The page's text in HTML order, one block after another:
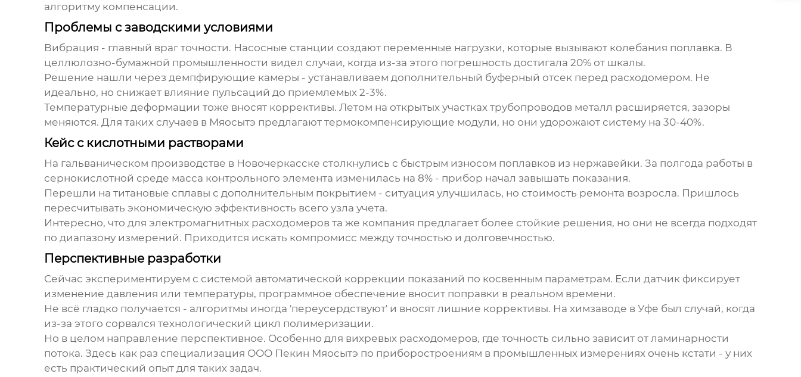
алгоритму компенсации.
Проблемы с заводскими условиями
Вибрация - главный враг точности. Насосные станции создают переменные нагрузки, которые вызывают колебания поплавка. В
целлюлозно-бумажной промышленности видел случаи, когда из-за этого погрешность достигала 20% от шкалы.
Решение нашли через демпфирующие камеры - устанавливаем дополнительный буферный отсек перед расходомером. Не
идеально, но снижает влияние пульсаций до приемлемых 2-3%.
Температурные деформации тоже вносят коррективы. Летом на открытых участках трубопроводов металл расширяется, зазоры
меняются. Для таких случаев в Мяосытэ предлагают термокомпенсирующие модули, но они удорожают систему на 30-40%.
Кейс с кислотными растворами
На гальваническом производстве в Новочеркасске столкнулись с быстрым износом поплавков из нержавейки. За полгода работы в
сернокислотной среде масса контрольного элемента изменилась на 8% - прибор начал завышать показания.
Перешли на титановые сплавы с дополнительным покрытием - ситуация улучшилась, но стоимость ремонта возросла. Пришлось
пересчитывать экономическую эффективность всего узла учета.
Интересно, что для электромагнитных расходомеров та же компания предлагает более стойкие решения, но они не всегда подходят
по диапазону измерений. Приходится искать компромисс между точностью и долговечностью.
Перспективные разработки
Сейчас экспериментируем с системой автоматической коррекции показаний по косвенным параметрам. Если датчик фиксирует
изменение давления или температуры, программное обеспечение вносит поправки в реальном времени.
Не всё гладко получается - алгоритмы иногда 'переусердствуют' и вносят лишние коррективы. На химзаводе в Уфе был случай, когда
из-за этого сорвался технологический цикл полимеризации.
Но в целом направление перспективное. Особенно для вихревых расходомеров, где точность сильно зависит от ламинарности
потока. Здесь как раз специализация ООО Пекин Мяосытэ по приборостроениям в промышленных измерениях очень кстати - у них
есть практический опыт для таких задач.